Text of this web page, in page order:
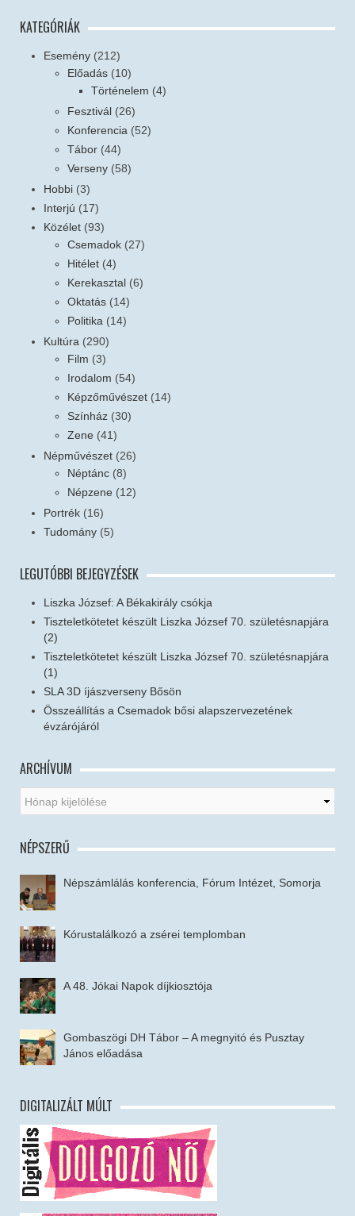
KATEGÓRIÁK
Esemény (212)
Előadás (10)
Történelem (4)
Fesztivál (26)
Konferencia (52)
Tábor (44)
Verseny (58)
Hobbi (3)
Interjú (17)
Közélet (93)
Csemadok (27)
Hitélet (4)
Kerekasztal (6)
Oktatás (14)
Politika (14)
Kultúra (290)
Film (3)
Irodalom (54)
Képzőművészet (14)
Színház (30)
Zene (41)
Népművészet (26)
Néptánc (8)
Népzene (12)
Portrék (16)
Tudomány (5)
LEGUTÓBBI BEJEGYZÉSEK
Liszka József: A Békakirály csókja
Tiszteletkötetet készült Liszka József 70. születésnapjára
(2)
Tiszteletkötetet készült Liszka József 70. születésnapjára
(1)
SLA 3D íjászverseny Bősön
Összeállítás a Csemadok bősi alapszervezetének
évzárójáról
ARCHÍVUM
NÉPSZERŰ
Népszámlálás konferencia, Fórum Intézet, Somorja
Kórustalálkozó a zsérei templomban
A 48. Jókai Napok díjkiosztója
Gombaszögi DH Tábor – A megnyitó és Pusztay
János előadása
DIGITALIZÁLT MÚLT